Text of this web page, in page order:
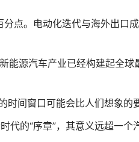
。电动化迭代与海外出口
源汽车产业已经构建起全球
间窗口可能会比人们想象的
的“序章”，其意义远超一个